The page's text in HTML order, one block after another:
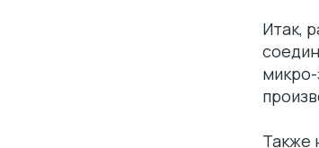
Итак,
Также